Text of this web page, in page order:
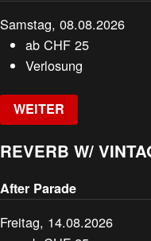
Samstag, 08.08.2026
abCHF 25
Verlosung
WEITER
REVERB W/
After Parade
Freitag, 14.08.2026